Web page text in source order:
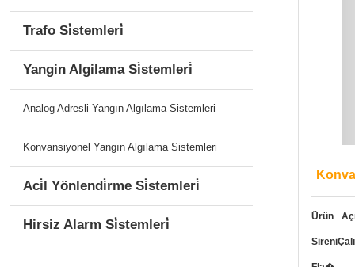
Trafo Si̇stemleri̇
Yangin Algilama Si̇stemleri̇
Analog Adresli Yangın Algılama Sistemleri
Konvansiyonel Yangın Algılama Sistemleri
Aci̇l Yönlendi̇rme Si̇stemleri̇
Hirsiz Alarm Si̇stemleri̇
Ürün